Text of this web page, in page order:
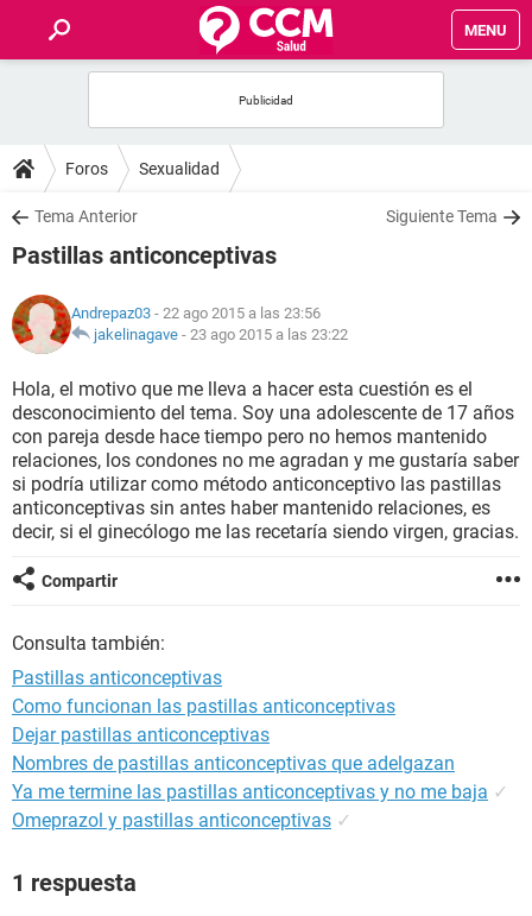
MENU
FOROS
SALUD
NUTRICIÓN
BIENESTAR
SEXUALIDAD
GLOSARIO
Foros Sexualidad
Tema Anterior Siguiente Tema
Pastillas anticonceptivas
Andrepaz03 - 22 ago 2015 a las 23:56
jakelinagave - 23 ago 2015 a las 23:22
Hola, el motivo que me lleva a hacer esta cuestión es el
desconocimiento del tema. Soy una adolescente de 17 años
con pareja desde hace tiempo pero no hemos mantenido
relaciones, los condones no me agradan y me gustaría saber
si podría utilizar como método anticonceptivo las pastillas
anticonceptivas sin antes haber mantenido relaciones, es
decir, si el ginecólogo me las recetaría siendo virgen, gracias.
Compartir
Consulta también:
Pastillas anticonceptivas
Como funcionan las pastillas anticonceptivas
Dejar pastillas anticonceptivas
Nombres de pastillas anticonceptivas que adelgazan
Ya me termine las pastillas anticonceptivas y no me baja ✓
Omeprazol y pastillas anticonceptivas ✓
1 respuesta